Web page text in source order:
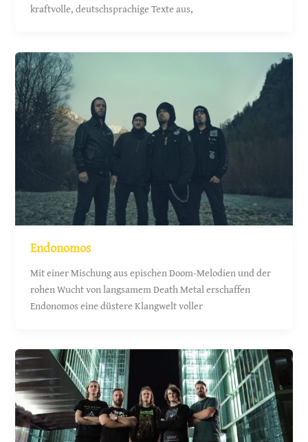
kraftvolle, deutschsprachige Texte aus,
Endonomos
Mit einer Mischung aus epischen Doom-Melodien und der
rohen Wucht von langsamem Death Metal erschaffen
Endonomos eine düstere Klangwelt voller